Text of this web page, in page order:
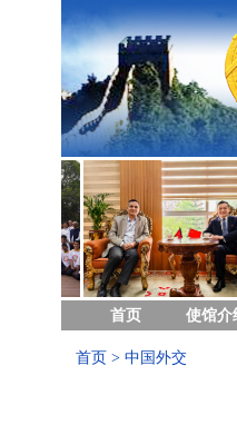
首页 使馆介
首页 > 中国外交